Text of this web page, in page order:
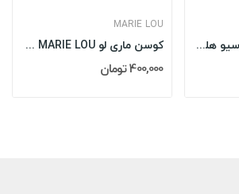
MARIE LOU
کوسن ماری لو MARIE LOU مدل: DREAMS
400,000 تومان
کوسن ساتن اکسکلوسیو هلن جورج HELEN GEORGE مدل:...